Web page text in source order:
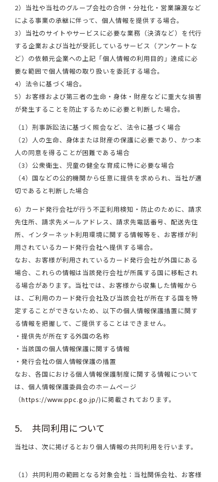
2）当社や当社のグループ会社の合併・分社化・営業譲渡など
による事業の承継に伴って、個人情報を提供する場合。
3）当社のサイトやサービスに必要な業務（決済など）を代行
する企業および当社が受託しているサービス（アンケートな
ど）の依頼元企業への上記「個人情報の利用目的」達成に必
要な範囲で個人情報の取り扱いを委託する場合。
4）法令に基づく場合。
5）お客様および第三者の生命・身体・財産などに重大な損害
が発生することを防止するために必要と判断した場合。
（1）刑事訴訟法に基づく照会など、法令に基づく場合
（2）人の生命、身体または財産の保護に必要であり、かつ本
人の同意を得ることが困難である場合
（3）公衆衛生、児童の健全な育成に特に必要な場合
（4）国などの公的機関から任意に提供を求められ、当社が適
切であると判断した場合
6）カード発行会社が行う不正利用検知・防止のために、請求
先住所、請求先メールアドレス、請求先電話番号、配送先住
所、インターネット利用環境に関する情報等を、お客様が利
用されているカード発行会社へ提供する場合。
なお、お客様が利用されているカード発行会社が外国にある
場合、これらの情報は当該発行会社が所属する国に移転され
る場合があります。当社では、お客様から収集した情報から
は、ご利用のカード発行会社及び当該会社が所在する国を特
定することができないため、以下の個人情報保護措置に関す
る情報を把握して、ご提供することはできません。
・提供先が所在する外国の名称
・当該国の個人情報保護に関する情報
・発行会社の個人情報保護の措置
なお、各国における個人情報保護制度に関する情報について
は、個人情報保護委員会のホームページ
（https://www.ppc.go.jp/)に掲載されております。
5. 共同利用について
当社は、次に掲げるとおり個人情報の共同利用を行います。
（1）共同利用の範囲となる対象会社：当社関係会社、お客様